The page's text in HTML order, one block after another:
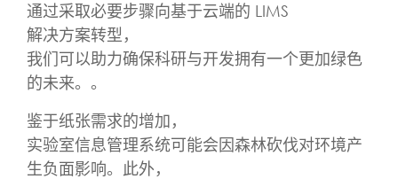
通过采取必要步骤向基于云端的 LIMS
解决方案转型，
我们可以助力确保科研与开发拥有一个更加绿色
的未来。。
鉴于纸张需求的增加，
实验室信息管理系统可能会因森林砍伐对环境产
生负面影响。此外，